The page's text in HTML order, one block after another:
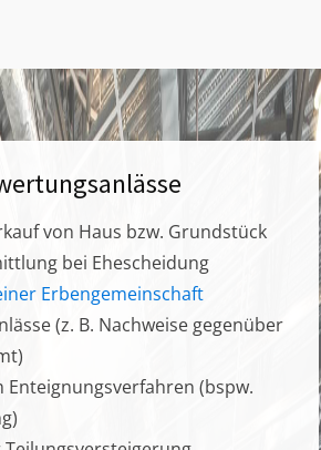
von Haus bzw. Grundstück
bei Ehescheidung
Erbengemeinschaft
(z. B. Nachweise gegenüber
Enteignungsverfahren (bspw.